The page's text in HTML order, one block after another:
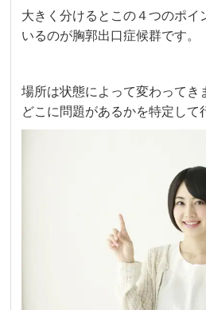
大きく分けるとこの４つのポイ
いるのが胸郭出口症候群です。
場所は状態によって変わってき
どこに問題があるかを特定して